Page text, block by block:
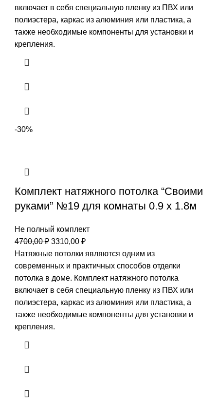
включает в себя специальную пленку из ПВХ или
полиэстера, каркас из алюминия или пластика, а
также необходимые компоненты для установки и
крепления.
-30%
Комплект натяжного потолка “Своими
руками” №19 для комнаты 0.9 х 1.8м
Не полный комплект
4700,00₽ Первоначальная
цена
составляла
4700,00 ₽.
3310,00 ₽Текущая
цена:
3310,00 ₽.
Натяжные потолки являются одним из
современных и практичных способов отделки
потолка в доме. Комплект натяжного потолка
включает в себя специальную пленку из ПВХ или
полиэстера, каркас из алюминия или пластика, а
также необходимые компоненты для установки и
крепления.